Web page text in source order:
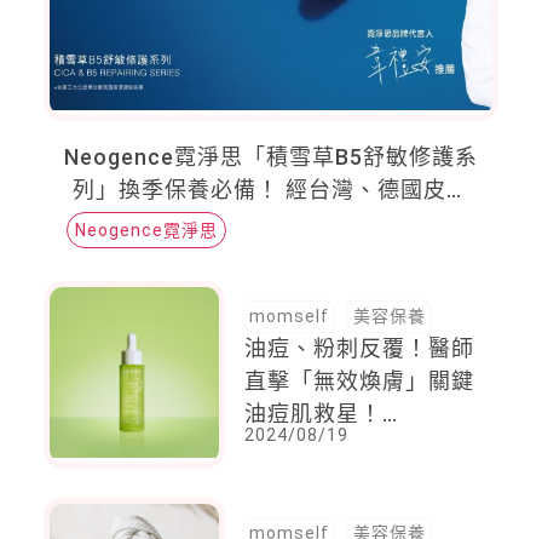
Neogence霓淨思「積雪草B5舒敏修護系
列」換季保養必備！ 經台灣、德國皮膚
科醫師認證，3天終結反覆不適*
Neogence霓淨思
momself 美容保養
油痘、粉刺反覆！醫師
直擊「無效煥膚」關鍵
油痘肌救星！
BIODERMA 3D水楊酸
2024/08/19
momself 美容保養